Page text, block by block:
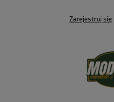
Zarejestruj się